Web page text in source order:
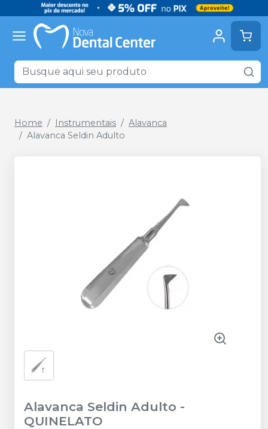
Home Instrumentais
Alavanca
Alavanca Seldin Adulto
Alavanca Seldin Adulto -
QUINELATO